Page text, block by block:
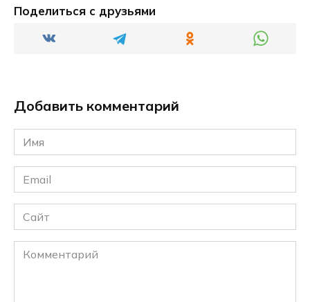
Поделиться с друзьями
Добавить комментарий
Имя
*
Email
*
Сайт
Комментарий